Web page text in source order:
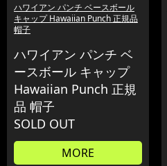
ハワイアン パンチ ベースボール
キャップ Hawaiian Punch 正規品
帽子
ハワイアン パンチ ベ
ースボール キャップ
Hawaiian Punch 正規
品 帽子
SOLD OUT
MORE